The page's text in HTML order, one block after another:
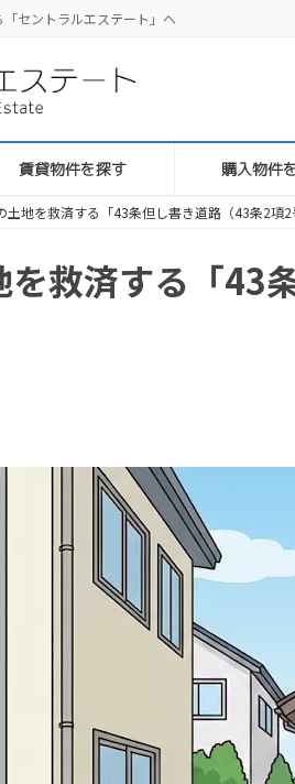
セントラルエステート」へ
賃貸物件を探す 購入物件
土地を救済する「43条但し書き道路（43条2項
を救済する「43